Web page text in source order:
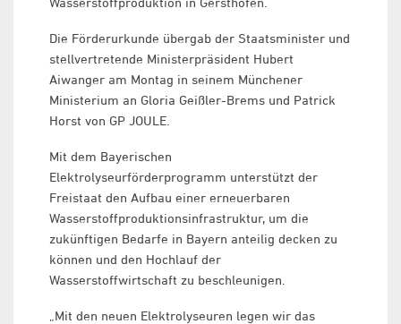
Die Förderurkunde übergab der Staatsminister und
stellvertretende Ministerpräsident Hubert
Aiwanger am Montag in seinem Münchener
Ministerium an Gloria Geißler-Brems und Patrick
Horst von GP JOULE.
Mit dem Bayerischen
Elektrolyseurförderprogramm unterstützt der
Freistaat den Aufbau einer erneuerbaren
Wasserstoffproduktionsinfrastruktur, um die
zukünftigen Bedarfe in Bayern anteilig decken zu
können und den Hochlauf der
Wasserstoffwirtschaft zu beschleunigen.
„Mit den neuen Elektrolyseuren legen wir das